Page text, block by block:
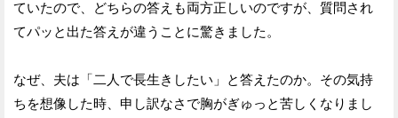
ていたので、どちらの答えも両方正しいのですが、質問され
てパッと出た答えが違うことに驚きました。
なぜ、夫は「二人で長生きしたい」と答えたのか。その気持
ちを想像した時、申し訳なさで胸がぎゅっと苦しくなりまし